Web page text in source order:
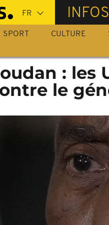
INFOS
SPORT CULTURE
: les
le